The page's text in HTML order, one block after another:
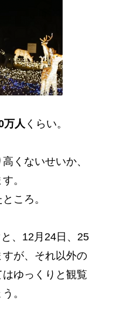
万人 くらい。
くないせいか、
。
ころ。
、12月24日、25
すが、それ以外の
ゆっくりと観覧
。